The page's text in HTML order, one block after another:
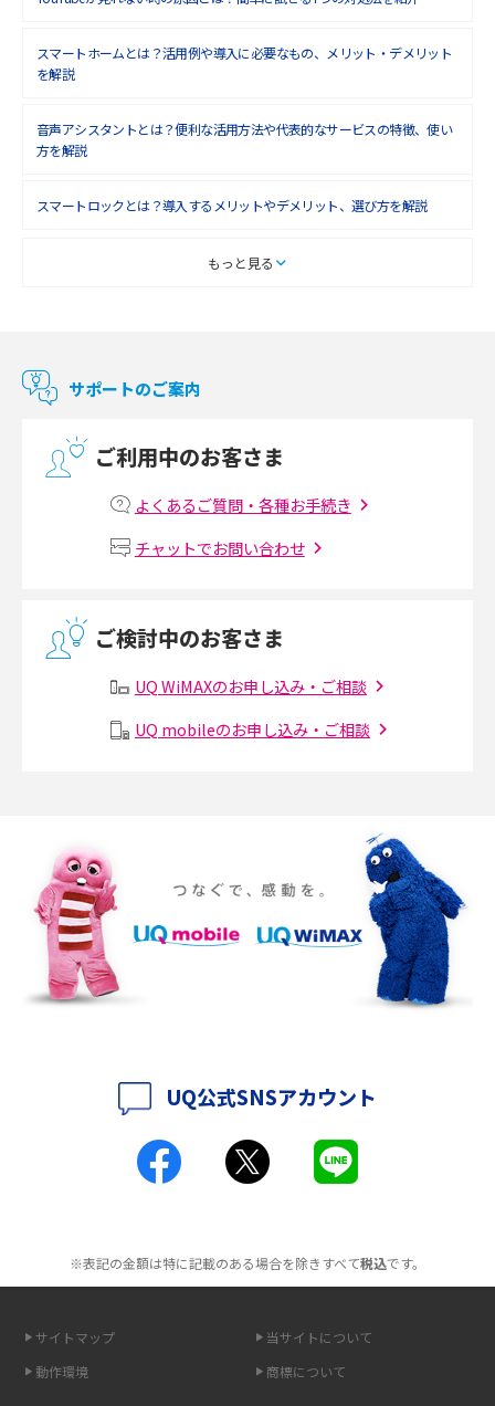
2018年7月(6)
2018年6月(6)
2018年4月(7)
2018年2月(6)
2017年10月(4)
2017年8月(4)
2017年7月(6)
2017年6月(6)
2017年4月(8)
2017年3月(9)
2017年2月(7)
2017年1月(6)
2016年10月(8)
2016年9月(8)
2016年8月(12)
2016年7月(7)
2016年4月(3)
2015年12月(8)
2015年10月(8)
スマートホームとは？活用例や導入に必要なもの、メリット・デメリット
を解説
音声アシスタントとは？便利な活用方法や代表的なサービスの特徴、使い
方を解説
スマートロックとは？導入するメリットやデメリット、選び方を解説
スマートテレビとは？特徴や選び方、使い方をわかりやすく解説
マンションで使えるWi-Fiは？種類ごとの特徴や選び方を紹介
マンションで光回線の利用を始める手順は？設備状況の確認方法も解説
Wi-Fiルーターの設定方法をわかりやすく解説！事前に準備すべきものも紹
無線LANとは？メリット・デメリットや接続方法を解説
メッシュWi-Fiとは？仕組みやメリット・デメリット、中継機との違いを解
ポケット型Wi-Fiをレンタルするメリットとは？選び方や向いている方の特
徴も紹介
持ち運びできるポケット型Wi-Fiのおススメの選び方は？メリット・デメリ
ットも紹介
ポケット型Wi-Fiとは？通信の仕組みやメリット・デメリットを解説
工事不要！置くだけWi-Fiの特徴は？メリット・デメリットや選び方を解説
無制限で利用できるポケット型Wi-Fiは？選び方や通信費を抑える方法も紹
ポケット型Wi-Fi（モバイルWi-Fi）とは？おススメする方の特徴や選び方を
もっと見る
サポートのご案内
ご利用中のお客さま
よくあるご質問・各種お手続き
チャットでお問い合わせ
ご検討中のお客さま
UQ WiMAXのお申し込み・ご相談
UQ mobileのお申し込み・ご相談
UQ公式SNSアカウント
※表記の金額は特に記載のある場合を除きすべて税込です。
サイトマップ
当サイトについて
動作環境
商標について